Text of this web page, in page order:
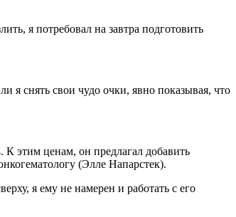
я потребовал на завтра подготовить
я снять свои чудо очки, явно показывая, что
К этим ценам, он предлагал добавить
(Элле Напарстек).
я ему не намерен и работать с его